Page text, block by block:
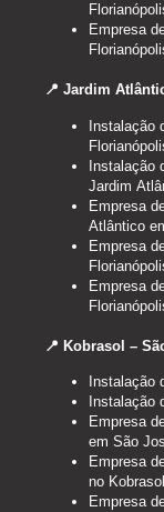
Empresa
📍 Jardim
Instalação
Instalação
Jardim
Empresa
Atlântico
Empresa
Empresa
📍 Kobrasol –
Instalação
Instalação
Empresa
em São
Empresa
no Kobrasol
Empresa